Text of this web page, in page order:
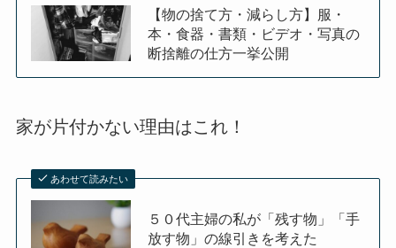
【物の捨て方・減らし方】服・
本・食器・書類・ビデオ・写真の
断捨離の仕方一挙公開
家が片付かない理由はこれ！
あわせて読みたい
５０代主婦の私が「残す物」「手
放す物」の線引きを考えた